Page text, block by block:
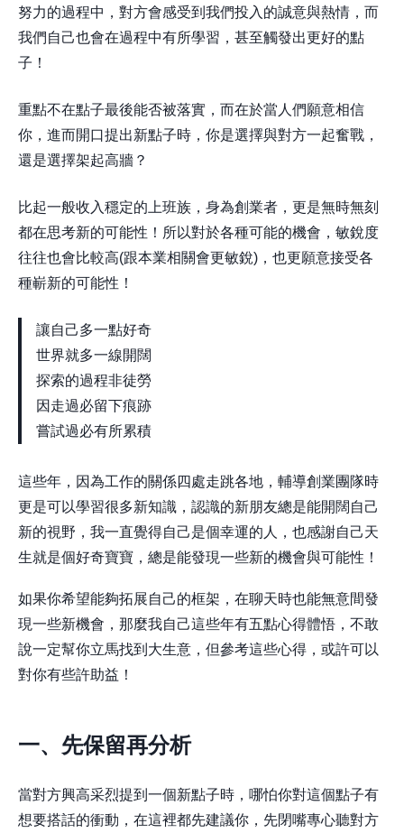
努力的過程中，對方會感受到我們投入的誠意與熱情，而
我們自己也會在過程中有所學習，甚至觸發出更好的點
子！
重點不在點子最後能否被落實，而在於當人們願意相信
你，進而開口提出新點子時，你是選擇與對方一起奮戰，
還是選擇架起高牆？
比起一般收入穩定的上班族，身為創業者，更是無時無刻
都在思考新的可能性！所以對於各種可能的機會，敏銳度
往往也會比較高(跟本業相關會更敏銳)，也更願意接受各
種嶄新的可能性！
讓自己多一點好奇
世界就多一線開闊
探索的過程非徒勞
因走過必留下痕跡
嘗試過必有所累積
這些年，因為工作的關係四處走跳各地，輔導創業團隊時
更是可以學習很多新知識，認識的新朋友總是能開闊自己
新的視野，我一直覺得自己是個幸運的人，也感謝自己天
生就是個好奇寶寶，總是能發現一些新的機會與可能性！
如果你希望能夠拓展自己的框架，在聊天時也能無意間發
現一些新機會，那麼我自己這些年有五點心得體悟，不敢
說一定幫你立馬找到大生意，但參考這些心得，或許可以
對你有些許助益！
一、先保留再分析
當對方興高采烈提到一個新點子時，哪怕你對這個點子有
想要搭話的衝動，在這裡都先建議你，先閉嘴專心聽對方